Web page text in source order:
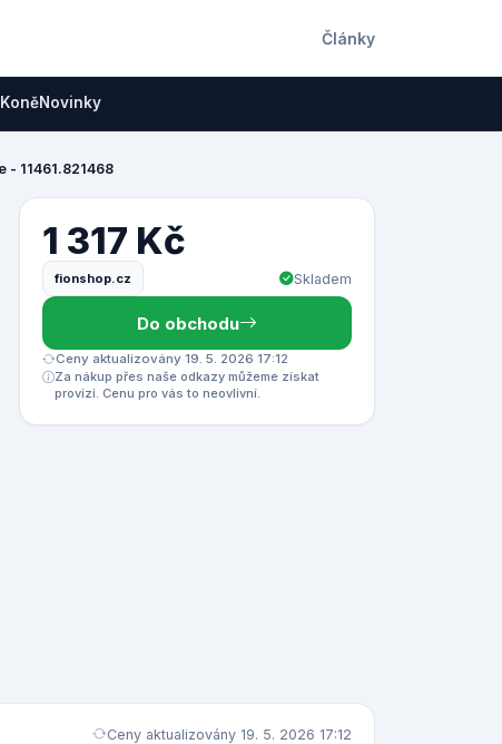
Články
KoněNovinky
- 11461.821468
1 317 Kč
fionshop.cz Skladem
Do obchodu
Ceny aktualizovány 19. 5. 2026 17:12
Za nákup přes naše odkazy můžeme získat
provizi. Cenu pro vás to neovlivní.
Ceny aktualizovány 19. 5. 2026 17:12